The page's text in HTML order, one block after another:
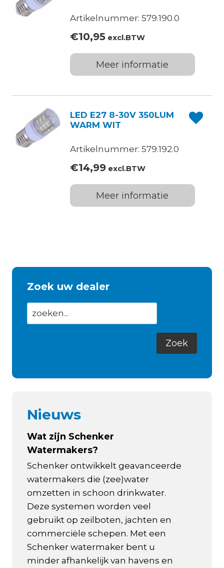
Artikelnummer: 579.190.0
€10,95excl.BTW
Meer informatie
LED E27 8-30V 350LUM
WARM WIT
Artikelnummer: 579.192.0
€14,99excl.BTW
Meer informatie
Zoek uw dealer
Nieuws
Wat zijn Schenker
Watermakers?
Schenker ontwikkelt geavanceerde
watermakers die (zee)water
omzetten in schoon drinkwater.
Deze systemen worden veel
gebruikt op zeilboten, jachten en
commerciële schepen. Met een
Schenker watermaker bent u
minder afhankelijk van havens en